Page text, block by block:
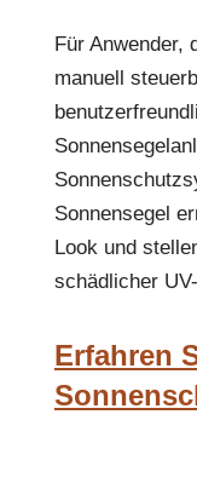
Für Anwender,
manuell
Sonnensegel
Look und
schädlicher
Erfahren